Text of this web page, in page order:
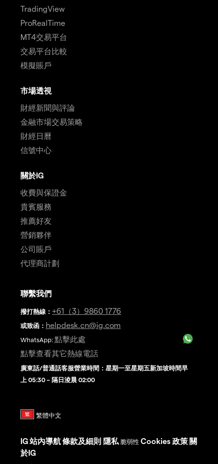
TradingView
ProRealTime
MT4交易平台
交易平台比較
模擬賬戶
市場透視
財經新聞與評論
金融市場交易策略
財經日曆
信號中心
關於IG
收費與保證金
貴賓服務
推薦好友
營銷夥伴
公司賬戶
代理商計劃
聯繫我們
撥打熱線 ： +61（3）9860 1776
或致函： helpdesk.cn@ig.com
WhatsApp: 點擊此處
點擊查看其它熱線電話
廣東話/普通話客服營業時間：星期一至星期五新加坡時間早
上 05:30 – 隔日淩晨 02:00
IG 站內導航條款及細則 隱私 脆弱性 Cookies 政策 關
於IG